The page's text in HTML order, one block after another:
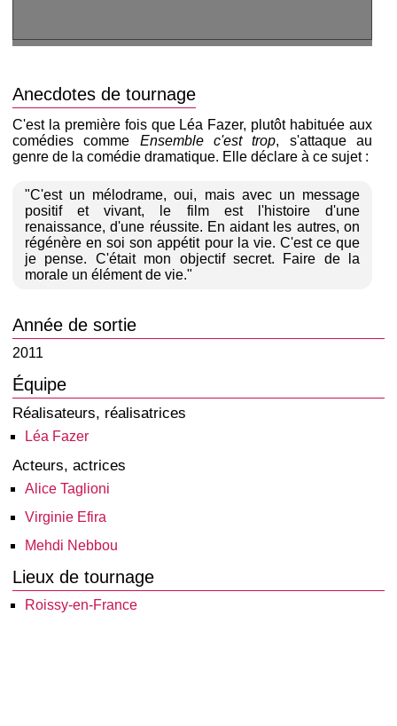
Anecdotes de tournage
C'est la première fois que Léa Fazer, plutôt habituée aux
comédies comme Ensemble c'est trop, s'attaque au
genre de la comédie dramatique. Elle déclare à ce sujet :
"C'est un mélodrame, oui, mais avec un message
positif et vivant, le film est l'histoire d'une
renaissance, d'une réussite. En aidant les autres, on
régénère en soi son appétit pour la vie. C'est ce que
je pense. C'était mon objectif secret. Faire de la
morale un élément de vie."
Année de sortie
2011
Équipe
Réalisateurs, réalisatrices
Léa Fazer
Acteurs, actrices
Alice Taglioni
Virginie Efira
Mehdi Nebbou
Lieux de tournage
Roissy-en-France